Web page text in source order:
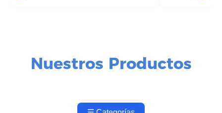
Nuestros Productos